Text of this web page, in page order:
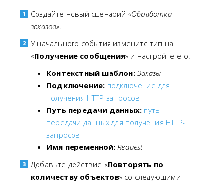
Создайте новый сценарий «Обработка
заказов»
У начального события измените тип на
«Получение сообщения» и настройте его:
Контекстный шаблон: Заказы
Подключение: подключение для
получения HTTP-запросов
Путь передачи данных: путь
передачи данных для получения HTTP-
запросов
Имя переменной: Request
Добавьте действие «Повторять по
количеству объектов» со следующими